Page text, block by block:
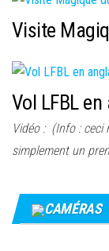
Visite
Vol LFBL
Vidéo : (Info : ceci
simplement un
CAMÉRAS